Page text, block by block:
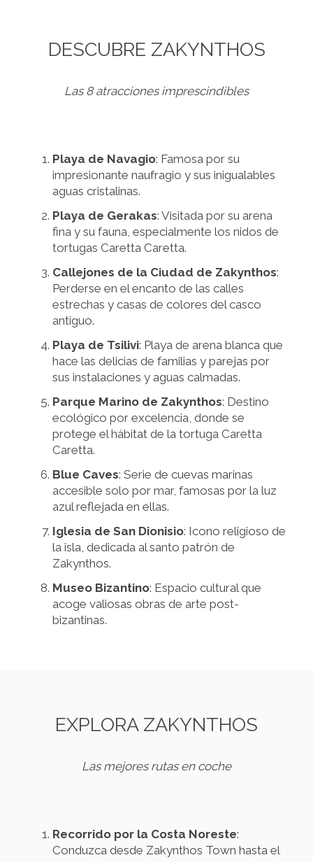
DESCUBRE ZAKYNTHOS
Las 8 atracciones imprescindibles
Playa de Navagio: Famosa por su
impresionante naufragio y sus inigualables
aguas cristalinas.
Playa de Gerakas: Visitada por su arena
fina y su fauna, especialmente los nidos de
tortugas Caretta Caretta.
Callejones de la Ciudad de Zakynthos:
Perderse en el encanto de las calles
estrechas y casas de colores del casco
antiguo.
Playa de Tsilivi: Playa de arena blanca que
hace las delicias de familias y parejas por
sus instalaciones y aguas calmadas.
Parque Marino de Zakynthos: Destino
ecológico por excelencia, donde se
protege el hábitat de la tortuga Caretta
Caretta.
Blue Caves: Serie de cuevas marinas
accesible solo por mar, famosas por la luz
azul reflejada en ellas.
Iglesia de San Dionisio: Icono religioso de
la isla, dedicada al santo patrón de
Zakynthos.
Museo Bizantino: Espacio cultural que
acoge valiosas obras de arte post-
bizantinas.
EXPLORA ZAKYNTHOS
Las mejores rutas en coche
Recorrido por la Costa Noreste:
Conduzca desde Zakynthos Town hasta el